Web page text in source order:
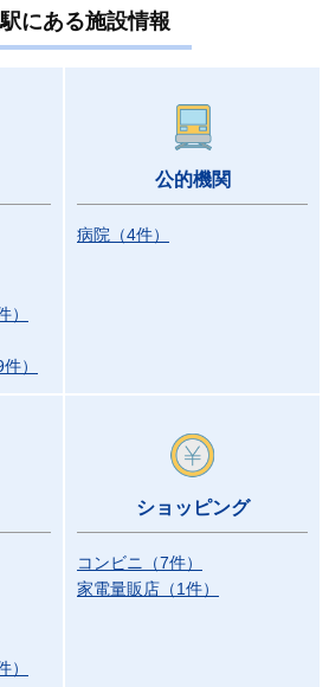
にある施設情報
）
件）
公的機関
病院 （4件）
）
ショッピング
コンビニ （7件）
家電量販店 （1件）